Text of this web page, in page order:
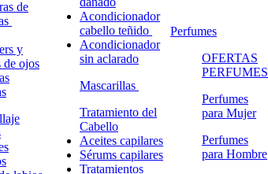
de
y
de ojos
Acondicionador
cabello teñido
Acondicionador
sin aclarado
Mascarillas
Tratamiento del
Cabello
Aceites capilares
Sérums capilares
Tratamientos
Perfumes
OFERTAS
PERFUMES
Perfumes
para Mujer
Perfumes
para Hombre